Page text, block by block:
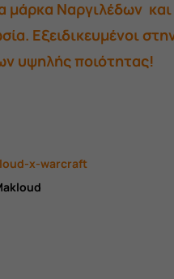
€.είναι:
489,00 €.
μάρκα Ναργιλέδων και
Εξειδικευμένοι
υψηλής ποιότητας!
x-warcraft